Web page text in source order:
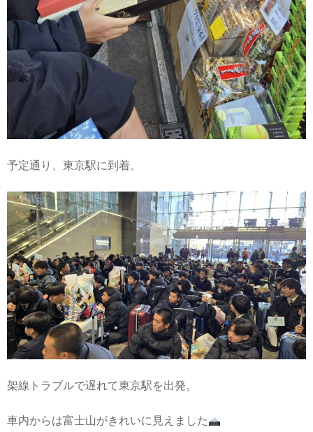
予定通り、東京駅に到着。
架線トラブルで遅れて東京駅を出発。
車内からは富士山がきれいに見えました